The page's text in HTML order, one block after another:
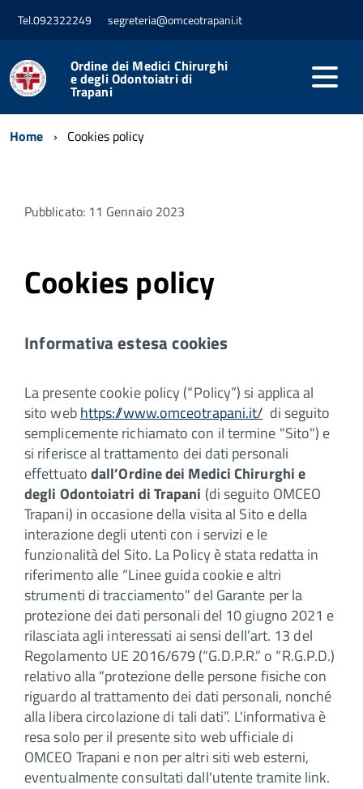
Tel.092322249 segreteria@omceotrapani.it
Ordine dei Medici Chirurghi
e degli Odontoiatri di
Trapani
Home Cookies policy
Pubblicato: 11 Gennaio 2023
Cookies policy
Informativa estesa cookies
La presente cookie policy (“Policy”) si applica al
sito webhttps://www.omceotrapani.it/ di seguito
semplicemente richiamato con il termine "Sito") e
si riferisce al trattamento dei dati personali
effettuatodall’Ordine dei Medici Chirurghi e
degli Odontoiatri di Trapani (di seguito OMCEO
Trapani) in occasione della visita al Sito e della
interazione degli utenti con i servizi e le
funzionalità del Sito. La Policy è stata redatta in
riferimento alle “Linee guida cookie e altri
strumenti di tracciamento” del Garante per la
protezione dei dati personali del 10 giugno 2021 e
rilasciata agli interessati ai sensi dell’art. 13 del
Regolamento UE 2016/679 (“G.D.P.R.” o “R.G.P.D.)
relativo alla “protezione delle persone fisiche con
riguardo al trattamento dei dati personali, nonché
alla libera circolazione di tali dati”. L'informativa è
resa solo per il presente sito web ufficiale di
OMCEO Trapani e non per altri siti web esterni,
eventualmente consultati dall'utente tramite link.